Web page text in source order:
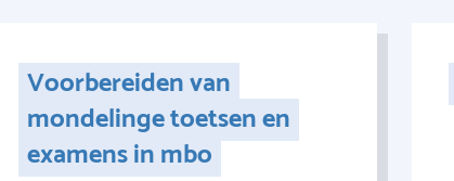
Voorbereiden van
mondelinge toetsen en
examens in mbo